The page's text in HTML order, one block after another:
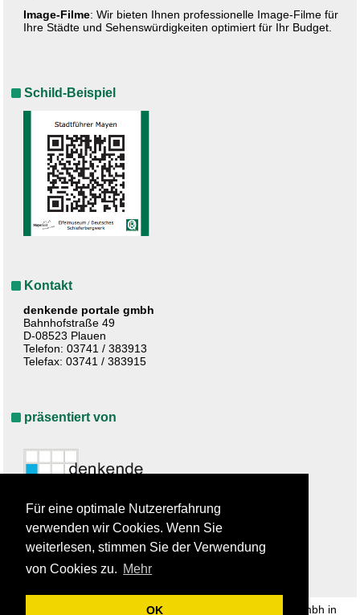
Für eine optimale Nutzererfahrung
verwenden wir Cookies. Wenn Sie
weiterlesen, stimmen Sie der Verwendung
von Cookies zu. Mehr
OK
Image-Filme: Wir bieten Ihnen professionelle Image-Filme für
Ihre Städte und Sehenswürdigkeiten optimiert für Ihr Budget.
Schild-Beispiel
Kontakt
denkende portale gmbh
Bahnhofstraße 49
D-08523 Plauen
Telefon: 03741 / 383913
Telefax: 03741 / 383915
präsentiert von
www.world-qr.com - ein Projekt der denkende portale gmbh in